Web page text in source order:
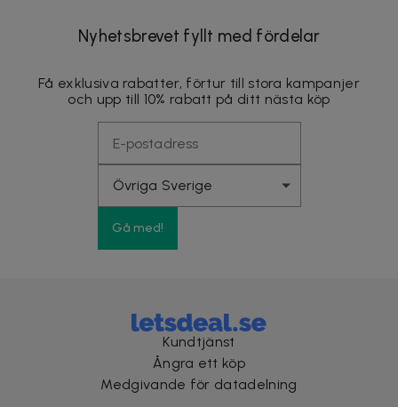
Nyhetsbrevet fyllt med fördelar
Få exklusiva rabatter, förtur till stora kampanjer
och upp till 10% rabatt på ditt nästa köp
Gå med!
Kundtjänst
Ångra ett köp
Medgivande för datadelning